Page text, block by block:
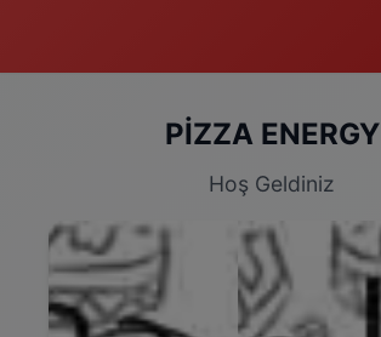
PİZZA ENERGY
Hoş Geldiniz